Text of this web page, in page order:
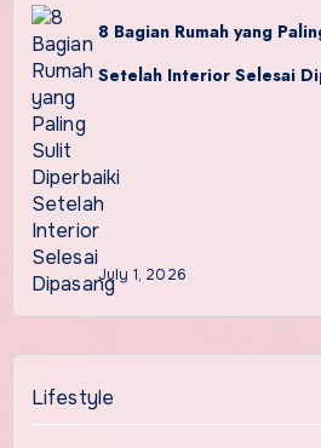
8 Bagian Rumah yang
Setelah Interior Selesai
July 1, 2026
Lifestyle